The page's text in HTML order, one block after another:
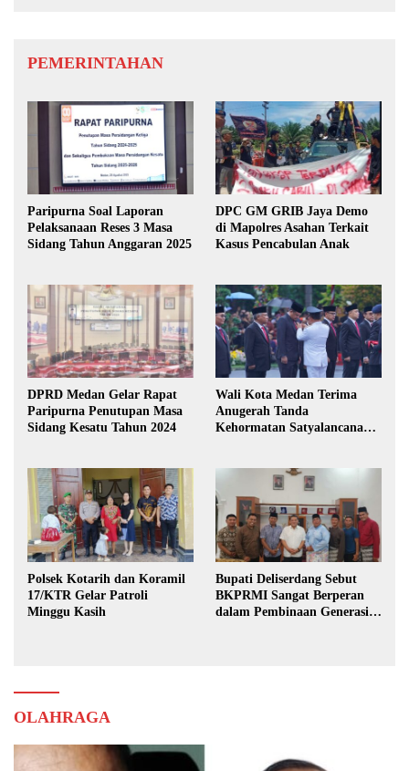
PEMERINTAHAN
Paripurna Soal Laporan
Pelaksanaan Reses 3 Masa
Sidang Tahun Anggaran 2025
DPC GM GRIB Jaya Demo
di Mapolres Asahan Terkait
Kasus Pencabulan Anak
DPRD Medan Gelar Rapat
Paripurna Penutupan Masa
Sidang Kesatu Tahun 2024
Wali Kota Medan Terima
Anugerah Tanda
Kehormatan Satyalancana
Polsek Kotarih dan Koramil
17/KTR Gelar Patroli
Minggu Kasih
Bupati Deliserdang Sebut
BKPRMI Sangat Berperan
dalam Pembinaan Generasi
OLAHRAGA